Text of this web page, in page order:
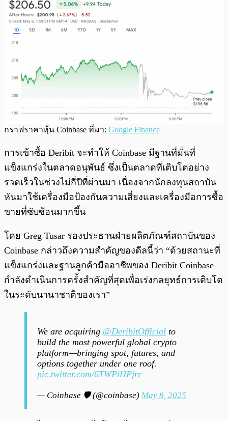
กราฟราคาหุ้น Coinbase ที่มา: Google Finance
การเข้าซื้อ Deribit จะทำให้ Coinbase มีฐานที่มั่นที่
แข็งแกร่งในตลาดอนุพันธ์ ซึ่งเป็นตลาดที่เติบโตอย่าง
รวดเร็วในช่วงไม่กี่ปีที่ผ่านมา เนื่องจากนักลงทุนสถาบัน
หันมาใช้เครื่องมือป้องกันความเสี่ยงและเครื่องมือการซื้อ
ขายที่ซับซ้อนมากขึ้น
โดย Greg Tusar รองประธานฝ่ายผลิตภัณฑ์สถาบันของ
Coinbase กล่าวถึงความสำคัญของดีลนี้ว่า “ด้วยสถานะที่
แข็งแกร่งและฐานลูกค้ามืออาชีพของ Deribit Coinbase
กำลังดำเนินการครั้งสำคัญที่สุดเพื่อเร่งกลยุทธ์การเติบโต
ในระดับนานาชาติของเรา”
We are acquiring @DeribitOfficial to
build the most powerful global crypto
platform—bringing spot, futures, and
options together under one roof.
pic.twitter.com/6TWPiHPjrr
— Coinbase 🛡️ (@coinbase) May 8, 2025